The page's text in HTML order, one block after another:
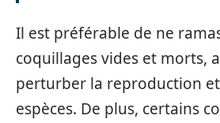
Il est préférable de ne
coquillages vides et morts,
perturber la reproduction
espèces. De plus, certains